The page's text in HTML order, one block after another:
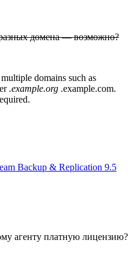
домена — возможно?
domains such as
.example.org .example.com.
Backup & Replication 9.5
агенту платную лицензию?